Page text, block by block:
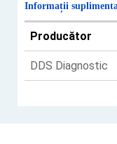
Informații
Producător
DDS Diagnostic